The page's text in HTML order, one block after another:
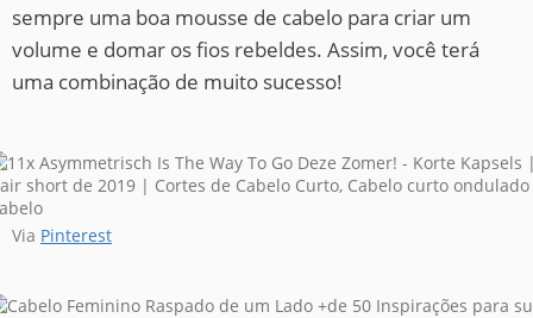
sempre uma boa mousse de cabelo para criar um
volume e domar os fios rebeldes. Assim, você terá
uma combinação de muito sucesso!
Via Pinterest